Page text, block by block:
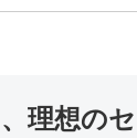
理想の